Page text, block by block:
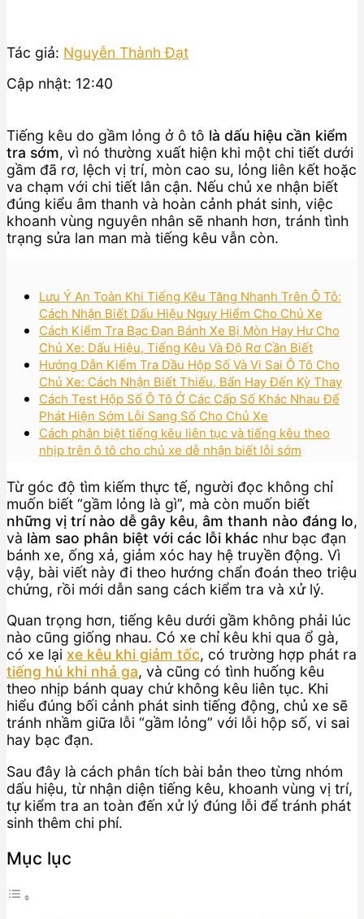
Tác giả: Nguyễn Thành Đạt
Cập nhật: 12:40
Tiếng kêu do gầm lỏng ở ô tô là dấu hiệu cần kiểm
tra sớm, vì nó thường xuất hiện khi một chi tiết dưới
gầm đã rơ, lệch vị trí, mòn cao su, lỏng liên kết hoặc
va chạm với chi tiết lân cận. Nếu chủ xe nhận biết
đúng kiểu âm thanh và hoàn cảnh phát sinh, việc
khoanh vùng nguyên nhân sẽ nhanh hơn, tránh tình
trạng sửa lan man mà tiếng kêu vẫn còn.
Lưu Ý An Toàn Khi Tiếng Kêu Tăng Nhanh Trên Ô Tô:
Cách Nhận Biết Dấu Hiệu Nguy Hiểm Cho Chủ Xe
Cách Kiểm Tra Bạc Đạn Bánh Xe Bị Mòn Hay Hư Cho
Chủ Xe: Dấu Hiệu, Tiếng Kêu Và Độ Rơ Cần Biết
Hướng Dẫn Kiểm Tra Dầu Hộp Số Và Vi Sai Ô Tô Cho
Chủ Xe: Cách Nhận Biết Thiếu, Bẩn Hay Đến Kỳ Thay
Cách Test Hộp Số Ô Tô Ở Các Cấp Số Khác Nhau Để
Phát Hiện Sớm Lỗi Sang Số Cho Chủ Xe
Cách phân biệt tiếng kêu liên tục và tiếng kêu theo
nhịp trên ô tô cho chủ xe dễ nhận biết lỗi sớm
Từ góc độ tìm kiếm thực tế, người đọc không chỉ
muốn biết “gầm lỏng là gì”, mà còn muốn biết
những vị trí nào dễ gây kêu, âm thanh nào đáng lo,
và làm sao phân biệt với các lỗi khác như bạc đạn
bánh xe, ống xả, giảm xóc hay hệ truyền động. Vì
vậy, bài viết này đi theo hướng chẩn đoán theo triệu
chứng, rồi mới dẫn sang cách kiểm tra và xử lý.
Quan trọng hơn, tiếng kêu dưới gầm không phải lúc
nào cũng giống nhau. Có xe chỉ kêu khi qua ổ gà,
có xe lại xe kêu khi giảm tốc, có trường hợp phát ra
tiếng hú khi nhả ga, và cũng có tình huống kêu
theo nhịp bánh quay chứ không kêu liên tục. Khi
hiểu đúng bối cảnh phát sinh tiếng động, chủ xe sẽ
tránh nhầm giữa lỗi “gầm lỏng” với lỗi hộp số, vi sai
hay bạc đạn.
Sau đây là cách phân tích bài bản theo từng nhóm
dấu hiệu, từ nhận diện tiếng kêu, khoanh vùng vị trí,
tự kiểm tra an toàn đến xử lý đúng lỗi để tránh phát
sinh thêm chi phí.
Mục lục